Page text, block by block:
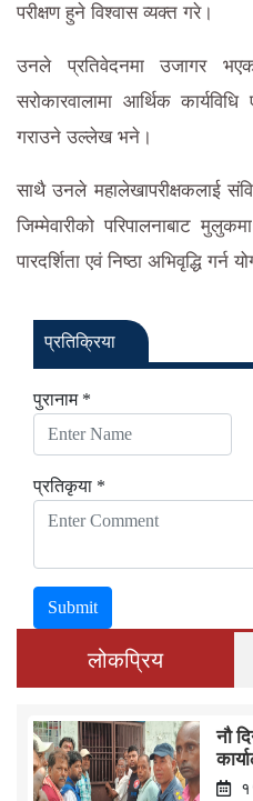
परीक्षण हुने विश्वास व्यक्त गरे।
उनले प्रतिवेदनमा उजागर
सरोकारवालामा आर्थिक कार्यविधि
गराउने उल्लेख भने।
साथै उनले महालेखापरीक्षकलाई
जिम्मेवारीको परिपालनाबाट
पारदर्शिता एवं निष्ठा अभिवृद्धि गर्न
प्रतिक्रिया
पुरानाम *
प्रतिकृया *
Submit
लोकप्रिय
नौ